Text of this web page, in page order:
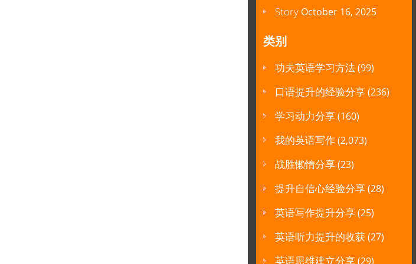
Story October 16, 2025
类别
功夫英语学习方法(99)
口语提升的经验分享(236)
学习动力分享(160)
我的英语写作(2,073)
战胜懒惰分享(23)
提升自信心经验分享(28)
英语写作提升分享(25)
英语听力提升的收获(27)
英语思维建立分享(29)